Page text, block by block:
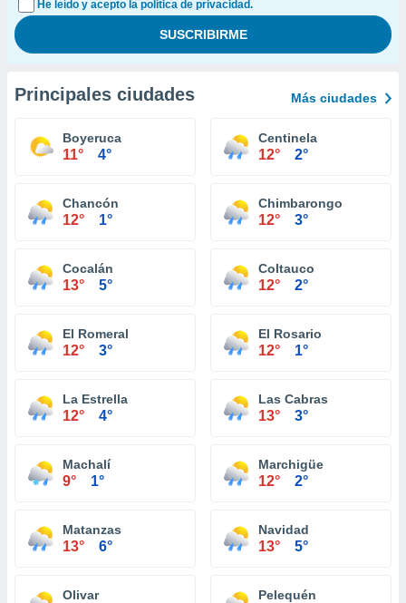
He leído y acepto la política de privacidad.
Principales ciudades Más ciudades
Boyeruca
11° 4°
Centinela
12° 2°
Chancón
12° 1°
Chimbarongo
12° 3°
Cocalán
13° 5°
Coltauco
12° 2°
El Romeral
12° 3°
El Rosario
12° 1°
La Estrella
12° 4°
Las Cabras
13° 3°
Machalí
9° 1°
Marchigüe
12° 2°
Matanzas
13° 6°
Navidad
13° 5°
Olivar Pelequén